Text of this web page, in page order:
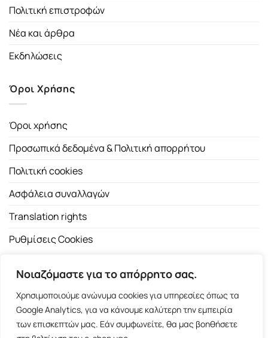
Νοιαζόμαστε για το απόρρητο σας.
Χρησιμοποιούμε ανώνυμα cookies για υπηρεσίες όπως τα
Google Analytics, για να κάνουμε καλύτερη την εμπειρία
των επισκεπτών μας. Εάν συμφωνείτε, θα μας βοηθήσετε
Πολιτική επιστροφών
Νέα και άρθρα
Εκδηλώσεις
Όροι Χρήσης
Όροι χρήσης
Προσωπικά δεδομένα & Πολιτική απορρήτου
Πολιτική cookies
Ασφάλεια συναλλαγών
Translation rights
Ρυθμίσεις Cookies
Copyright 2026 ©Εκδοτικός Οίκος Α.Α. Λιβάνη| All rights